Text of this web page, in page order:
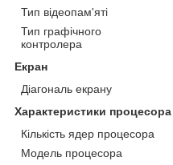
Тип відеопам'яті
Тип графічного
контролера
Екран
Діагональ екрану
Характеристики процесора
Кількість ядер процесора
Модель процесора